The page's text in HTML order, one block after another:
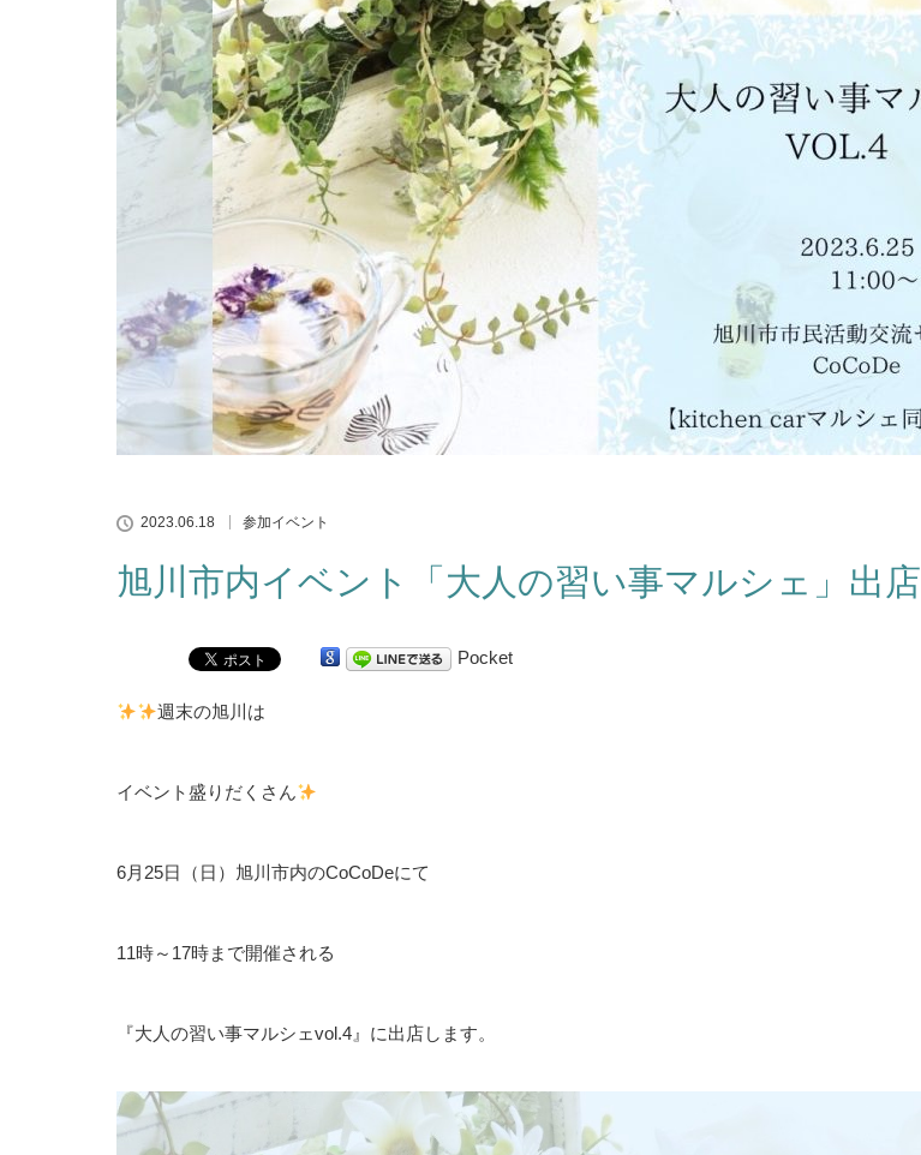
2023.06.18 参加イベント
旭川市内イベント「大人の習い事マルシェ」出店
Pocket
週末の旭川は
イベント盛りだくさん
6月25日（日）旭川市内のCoCoDeにて
11時～17時まで開催される
『大人の習い事マルシェvol.4』に出店します。